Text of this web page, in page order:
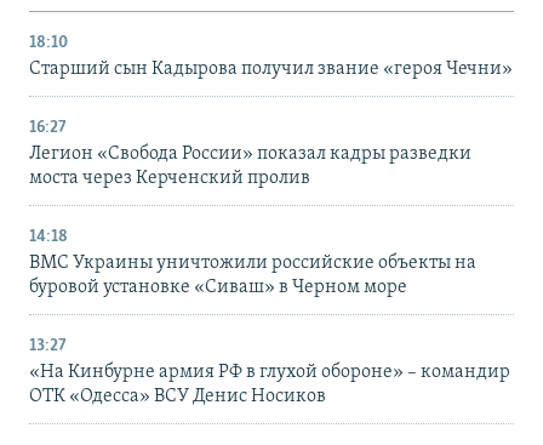
18:10
Старший сын Кадырова получил звание «героя Чечни»
16:27
Легион «Свобода России» показал кадры разведки
моста через Керченский пролив
14:18
ВМС Украины уничтожили российские объекты на
буровой установке «Сиваш» в Черном море
13:27
«На Кинбурне армия РФ в глухой обороне» – командир
ОТК «Одесса» ВСУ Денис Носиков